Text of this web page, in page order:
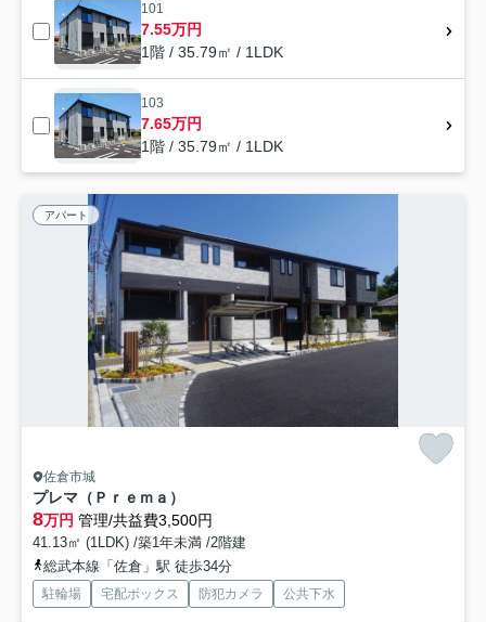
101
7.55万円
1階 / 35.79㎡ / 1LDK
103
7.65万円
1階 / 35.79㎡ / 1LDK
アパート
佐倉市城
プレマ（Ｐｒｅｍａ）
8万円 管理/共益費3,500円
41.13㎡ (1LDK) /築1年未満 /2階建
総武本線「佐倉」駅 徒歩34分
駐輪場 宅配ボックス 防犯カメラ 公共下水